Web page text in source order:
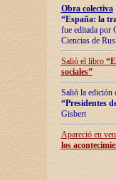
Obra colectiva
“España: la
fue editada por
Ciencias de
Salió el libro “
sociales”
Salió la edición
“Presidentes
Gisbert
Apareció en
los